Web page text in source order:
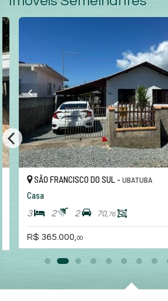
SÃO FRANCISCO DO SUL - UBATUBA
Casa
3 2 2 70,76
R$ 365.000, 00